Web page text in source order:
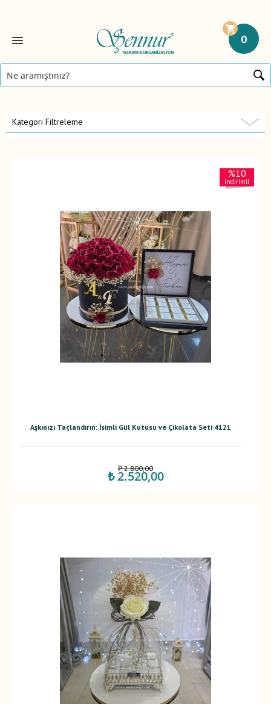
0
Kategori Filtreleme
%10
indirimli
Aşkınızı Taçlandırın: İsimli Gül Kutusu ve Çikolata Seti 4121
₺ 2.800,00
₺ 2.520,00